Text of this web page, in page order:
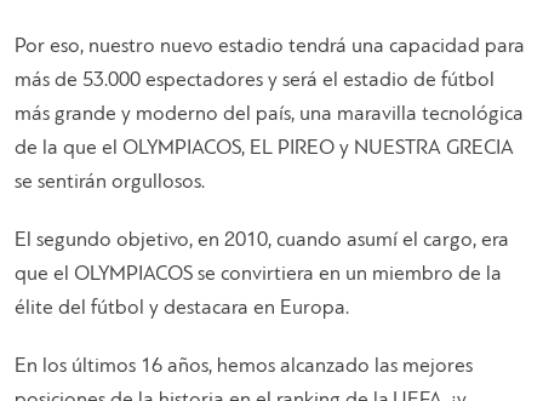
Por eso, nuestro nuevo estadio tendrá una capacidad para
más de 53.000 espectadores y será el estadio de fútbol
más grande y moderno del país, una maravilla tecnológica
de la que el OLYMPIACOS, EL PIREO y NUESTRA GRECIA
se sentirán orgullosos.
El segundo objetivo, en 2010, cuando asumí el cargo, era
que el OLYMPIACOS se convirtiera en un miembro de la
élite del fútbol y destacara en Europa.
En los últimos 16 años, hemos alcanzado las mejores